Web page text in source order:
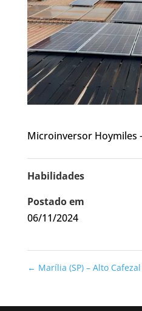
Microinversor Hoymiles
Habilidades
Postado em
06/11/2024
← Marília (SP) – Alto Cafezal